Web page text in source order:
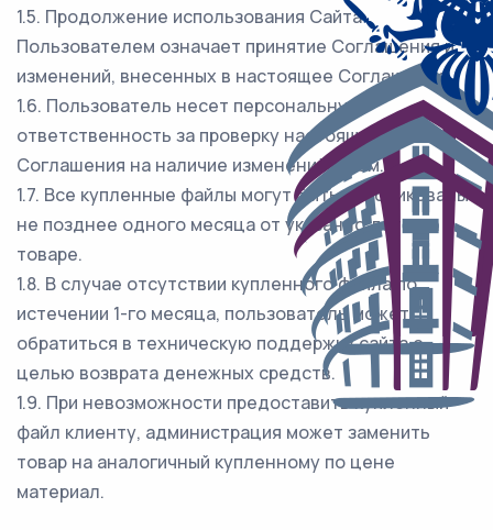
1.5. Продолжение использования Сайта
Пользователем означает принятие Соглашения и
изменений, внесенных в настоящее Соглашение.
1.6. Пользователь несет персональную
ответственность за проверку настоящего
Соглашения на наличие изменений в нем.
1.7. Все купленные файлы могут быть опубликованы
не позднее одного месяца от указанно даты на
товаре.
1.8. В случае отсутствии купленного файла по
истечении 1-го месяца, пользователь может
обратиться в техническую поддержку сайта с
целью возврата денежных средств.
1.9. При невозможности предоставить купленный
файл клиенту, администрация может заменить
товар на аналогичный купленному по цене
материал.